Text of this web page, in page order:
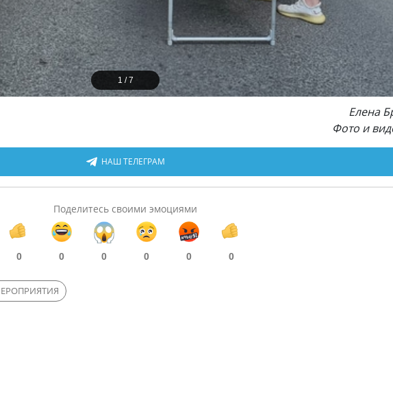
1/7
Елена
Фото и
НАШ ТЕЛЕГРАМ
Поделитесь своими эмоциями
0 0 0 0 0 0